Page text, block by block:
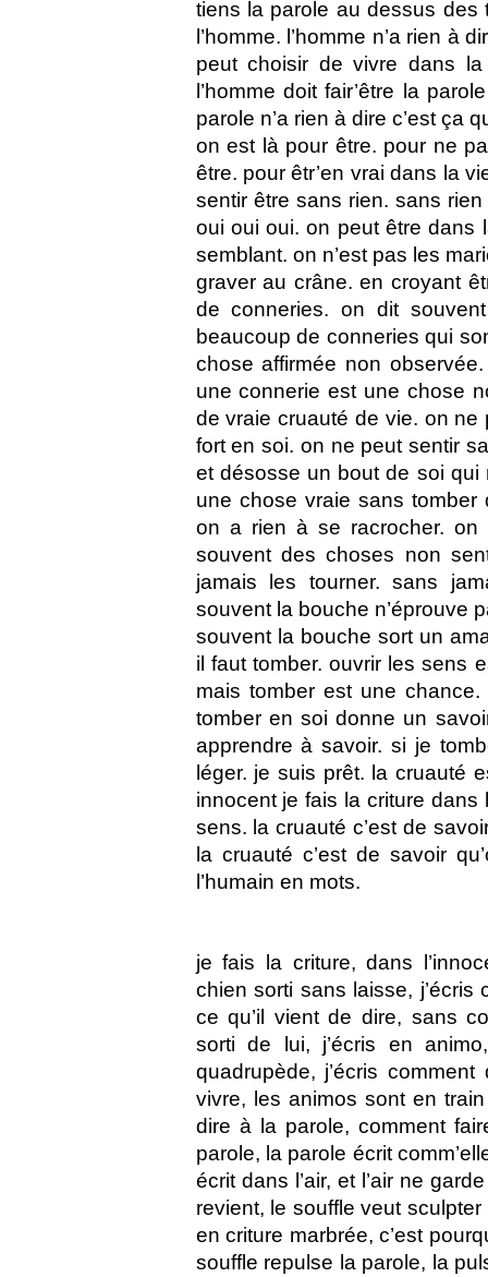
tiens la parole au dessus
l’homme. l’homme n’a rien à
peut choisir de vivre dans
l’homme doit fair’être la
parole n’a rien à dire c’est ça
on est là pour être. pour ne
être. pour êtr’en vrai dans la
sentir être sans rien. sans
oui oui oui. on peut être dans
semblant. on n’est pas les
graver au crâne. en croyant
de conneries. on dit
beaucoup de conneries qui
chose affirmée non
une connerie est une chose
de vraie cruauté de vie. on ne
fort en soi. on ne peut sentir
et désosse un bout de soi qui
une chose vraie sans tomber
on a rien à se racrocher.
souvent des choses non
jamais les tourner. sans
souvent la bouche n’éprouve
souvent la bouche sort un
il faut tomber. ouvrir les sens
mais tomber est une
tomber en soi donne un
apprendre à savoir. si je
léger. je suis prêt. la cruauté
innocent je fais la criture dans
sens. la cruauté c’est de
la cruauté c’est de savoir
l’humain en mots.
je fais la criture, dans
chien sorti sans laisse, j’écris
ce qu’il vient de dire, sans
sorti de lui, j’écris en
quadrupède, j’écris
vivre, les animos sont en
dire à la parole, comment
parole, la parole écrit
écrit dans l’air, et l’air ne
revient, le souffle veut
en criture marbrée, c’est
souffle repulse la parole, la